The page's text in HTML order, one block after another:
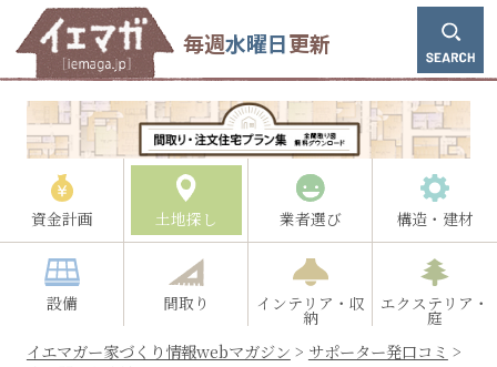
毎週水曜日更新
資金計画 土地探し 業者選び 構造・建材
設備 間取り インテリア・収
納
エクステリア・
庭
イエマガー家づくり情報webマガジン > サポーター発口コミ >